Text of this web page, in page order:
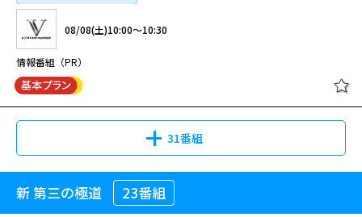
08/08(土)10:00～10:30
情報番組（PR）
31番組
新 第三の極道 23番組